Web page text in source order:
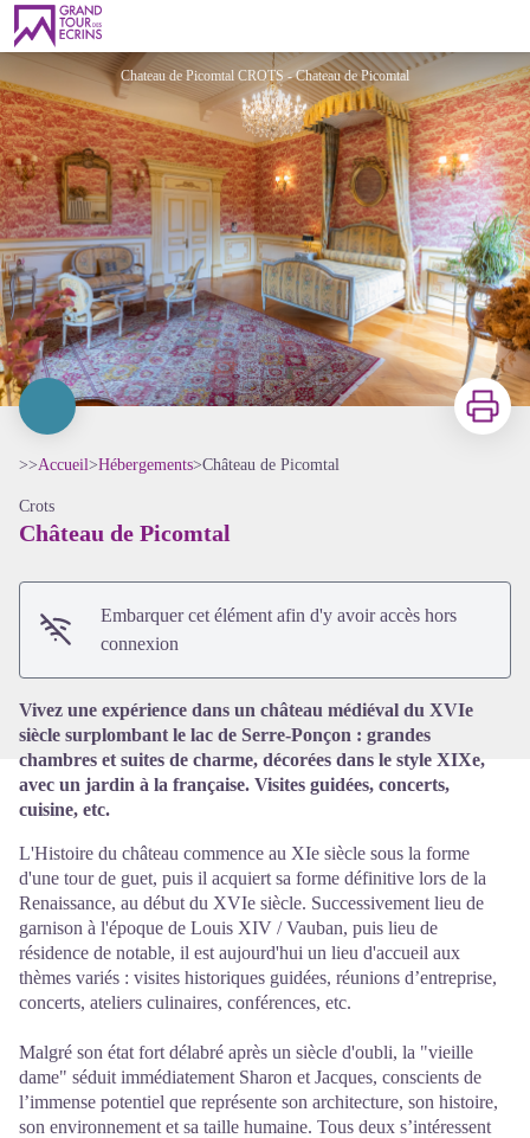
Château de Picomtal
Chateau de Picomtal CROTS - Chateau de Picomtal
Imprimer
>>Accueil>Hébergements>Château de Picomtal
Crots
Château de Picomtal
Embarquer cet élément afin d'y avoir accès hors
connexion
Vivez une expérience dans un château médiéval du XVIe
siècle surplombant le lac de Serre-Ponçon : grandes
chambres et suites de charme, décorées dans le style XIXe,
avec un jardin à la française. Visites guidées, concerts,
cuisine, etc.
L'Histoire du château commence au XIe siècle sous la forme
d'une tour de guet, puis il acquiert sa forme définitive lors de la
Renaissance, au début du XVIe siècle. Successivement lieu de
garnison à l'époque de Louis XIV / Vauban, puis lieu de
résidence de notable, il est aujourd'hui un lieu d'accueil aux
thèmes variés : visites historiques guidées, réunions d’entreprise,
concerts, ateliers culinaires, conférences, etc.
Malgré son état fort délabré après un siècle d'oubli, la "vieille
dame" séduit immédiatement Sharon et Jacques, conscients de
l’immense potentiel que représente son architecture, son histoire,
son environnement et sa taille humaine. Tous deux s’intéressent